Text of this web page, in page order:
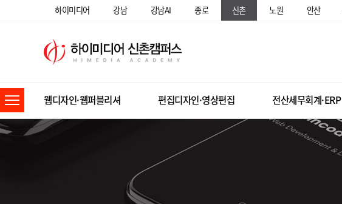
하이미디어 강남 강남AI 종로 신촌 노원 안산
웹디자인·웹퍼블리셔 편집디자인·영상편집 전산세무회계·ERP